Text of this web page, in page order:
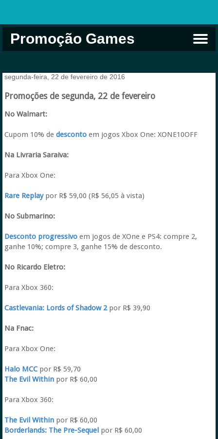
Promoção Games
segunda-feira, 22 de fevereiro de 2016
Promoções de segunda, 22 de fevereiro
No Walmart:
Cupom 10% de descontoem jogos Xbox One: XONE10OFF
Na Livraria Saraiva:
Para Xbox One:
Rare Replaypor R$ 59,00 (R$ 56,05 à vista)
No Submarino:
Desconto progressivoem jogos de XOne e PS4: compre 2,
ganhe 10%; compre 3, ganhe 15% de desconto.
No Ricardo Eletro:
Para Xbox 360:
Castlevania: Lords of Shadow 2 por R$ 39,90
Na Fnac:
Para Xbox One:
Halo MCCpor R$ 59,70
The Evil Withinpor R$ 60,00
Para Xbox 360:
The Evil Withinpor R$ 60,00
Borderlands: The Pre-Sequelpor R$ 60,00